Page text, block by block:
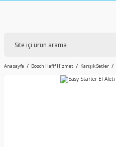
Anasayfa Bosch Hafif Hizmet Karışık Setler